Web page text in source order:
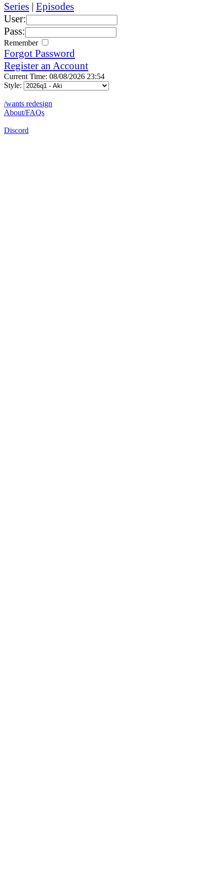
Series | Episodes
User:
Pass:
Remember
Forgot Password
Register an Account
Current Time: 08/08/2026 23:54
Style:
/wants redesign
About/FAQs
Discord